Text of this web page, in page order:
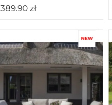
389.90 zł